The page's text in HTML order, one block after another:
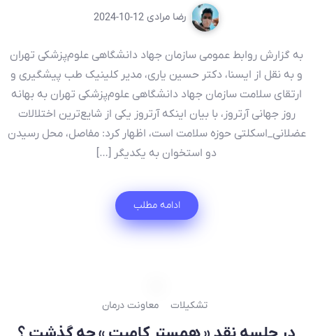
رضا مرادی 2024-10-12
به گزارش روابط عمومی سازمان جهاد دانشگاهی علوم‌‌پزشکی تهران
و به نقل از ایسنا، دکتر حسین یاری، مدیر کلینیک طب پیشگیری و
ارتقای سلامت سازمان جهاد دانشگاهی علوم‌پزشکی تهران به بهانه
روز جهانی آرتروز، با بیان اینکه آرتروز یکی از شایع‌ترین اختلالات
عضلانی_اسکلتی حوزه سلامت است، اظهار کرد: مفاصل، محل رسیدن
دو استخوان به یکدیگر […]
ادامه مطلب
تشکیلات معاونت درمان